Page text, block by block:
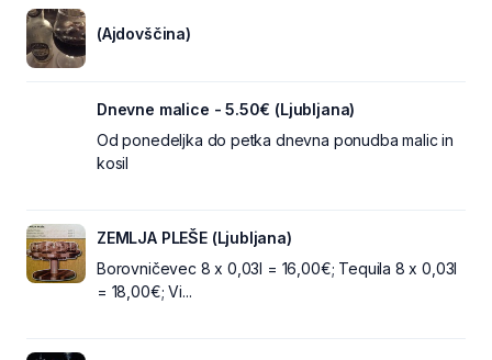
(Ajdovščina)
Dnevne malice - 5.50€ (Ljubljana)
Od ponedeljka do petka dnevna ponudba malic in
kosil
ZEMLJA PLEŠE (Ljubljana)
Borovničevec 8 x 0,03l = 16,00€; Tequila 8 x 0,03l
= 18,00€; Vi...